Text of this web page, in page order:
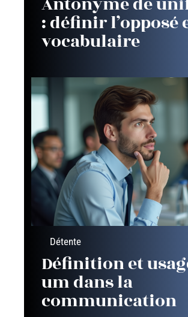
: définir l’opposé
vocabulaire
Détente
Définition et
um dans la
communication